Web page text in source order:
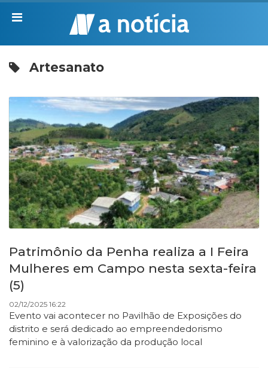
Artesanato
Patrimônio da Penha realiza a I Feira
Mulheres em Campo nesta sexta-feira
(5)
02/12/2025 16:22
Evento vai acontecer no Pavilhão de Exposições do
distrito e será dedicado ao empreendedorismo
feminino e à valorização da produção local